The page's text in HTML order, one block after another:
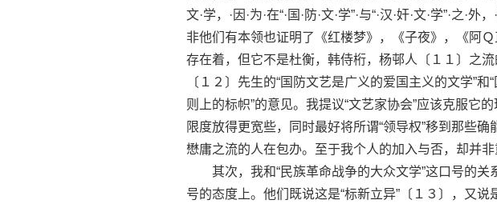
文·学，·因·为·在“·国·防·文·学”·与“·汉·奸·文·学”·之·外
非他们有本领也证明了《红楼梦》，《子夜》，《阿Ｑ
存在着，但它不是杜衡，韩侍桁，杨邨人〔１１〕之
〔１２〕先生的“国防文艺是广义的爱国主义的文学”
则上的标帜”的意见。我提议“文艺家协会”应该克服它
限度放得更宽些，同时最好将所谓“领导权”移到那些
懋庸之流的人在包办。至于我个人的加入与否，却并非
其次，我和“民族革命战争的大众文学”这口号的关
号的态度上。他们既说这是“标新立异”〔１３〕，又